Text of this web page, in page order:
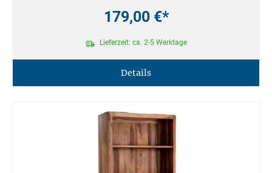
179,00 €*
Lieferzeit: ca. 2-5 Werktage
Details